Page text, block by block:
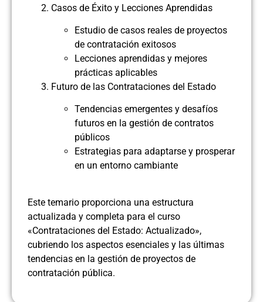
Casos de Éxito y Lecciones Aprendidas
Estudio de casos reales de proyectos
de contratación exitosos
Lecciones aprendidas y mejores
prácticas aplicables
Futuro de las Contrataciones del Estado
Tendencias emergentes y desafíos
futuros en la gestión de contratos
públicos
Estrategias para adaptarse y prosperar
en un entorno cambiante
Este temario proporciona una estructura
actualizada y completa para el curso
«Contrataciones del Estado: Actualizado»,
cubriendo los aspectos esenciales y las últimas
tendencias en la gestión de proyectos de
contratación pública.